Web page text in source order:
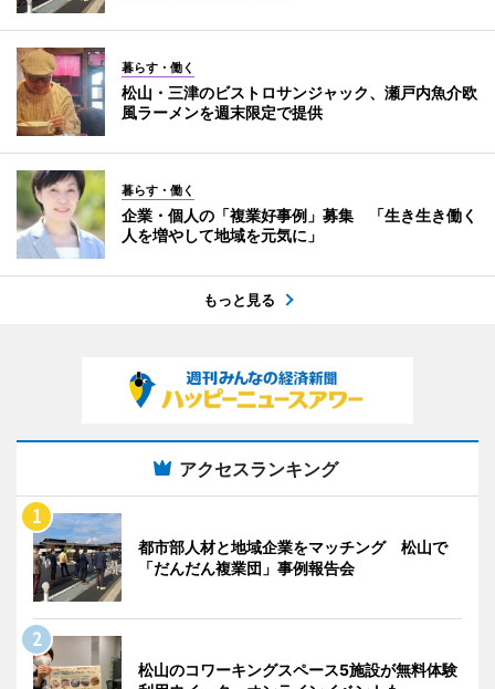
暮らす・働く
松山・三津のビストロサンジャック、瀬戸内魚介欧
風ラーメンを週末限定で提供
暮らす・働く
企業・個人の「複業好事例」募集 「生き生き働く
人を増やして地域を元気に」
もっと見る
アクセスランキング
都市部人材と地域企業をマッチング 松山で
「だんだん複業団」事例報告会
松山のコワーキングスペース5施設が無料体験